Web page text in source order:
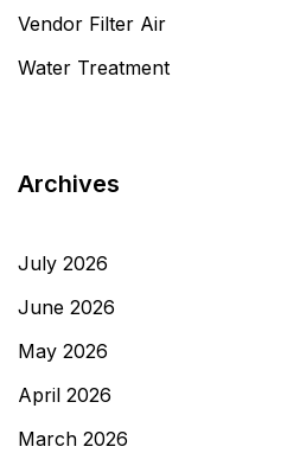
Vendor Filter Air
Water Treatment
Archives
July 2026
June 2026
May 2026
April 2026
March 2026